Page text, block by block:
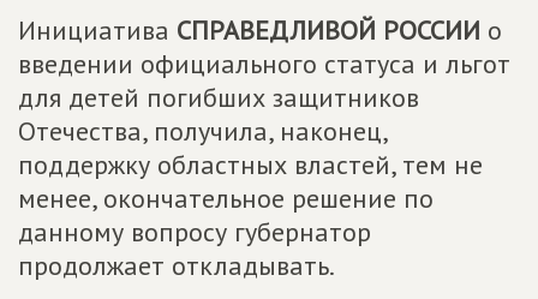
Инициатива СПРАВЕДЛИВОЙ РОССИИ о
введении официального статуса и льгот
для детей погибших защитников
Отечества, получила, наконец,
поддержку областных властей, тем не
менее, окончательное решение по
данному вопросу губернатор
продолжает откладывать.